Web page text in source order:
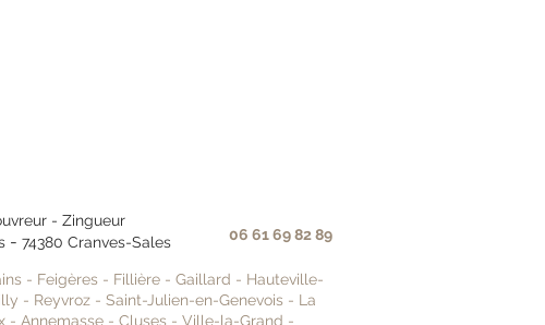
- Zingueur
- 74380 Cranves-Sales 06 61 69 82 89
- Feigères - Fillière - Gaillard - Hauteville-
y - Reyvroz - Saint-Julien-en-Genevois - La
- Annemasse- Cluses - Ville-la-Grand -